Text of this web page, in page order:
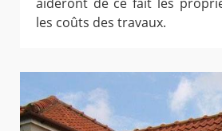
les coûts des travaux.